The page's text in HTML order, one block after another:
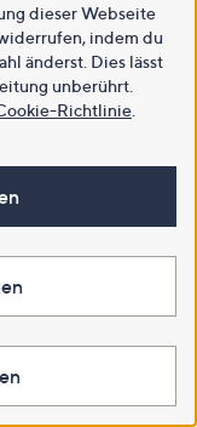
dieser Webseite
indem du
änderst. Dies lässt
unberührt.
Richtlinie